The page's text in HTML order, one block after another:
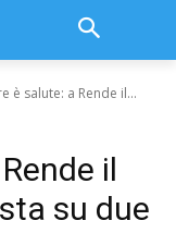
è salute: a Rende il...
il
su due